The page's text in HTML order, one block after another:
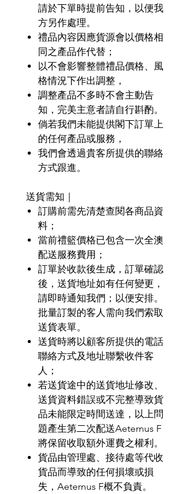
請於下單時提前告知，以便我
方另作處理。
禮品內容因應貨源會以價格相
同之產品作代替；
以不會影響整體禮品價格、風
格情況下作出調整，
調整產品不多時不會主動告
知，完美主意者請自行斟酌。
倘若我們未能提供閣下訂單上
的任何產品或服務，
我們會透過貴客所提供的聯絡
方式跟進。
送貨需知｜
訂購前需先清楚查閱各商品資
料；
當前禮籃價格已包含一次全澳
配送服務費用；
訂單於收款後生成，訂單確認
後，送貨地址如有任何變更，
請即時通知我們；以便安排。
批量訂製的客人需向我們索取
送貨表單。
送貨時將以顧客所提供的電話
聯絡方式及地址聯繫收件客
人；
若送貨途中的送貨地址修改、
送貨資料錯誤或不完整導致貨
品未能限定時間送達，以上問
題產生第二次配送Aeternus F
將保留收取額外運費之權利。
貨品由管理處、接待處等代收
貨品而導致的任何損壞或損
失， Aeternus F概不負責。